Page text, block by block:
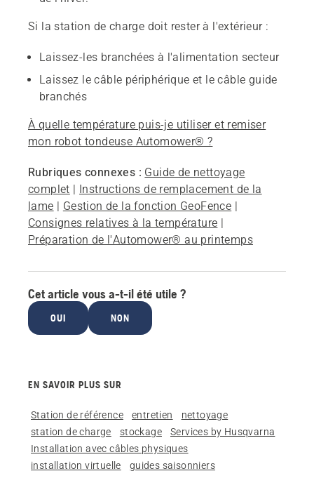
Si la station de charge doit rester à l'extérieur :
Laissez-les branchées à l'alimentation secteur
Laissez le câble périphérique et le câble guide
branchés
À quelle température puis-je utiliser et remiser
mon robot tondeuse Automower® ?
Rubriques connexes : Guide de nettoyage
complet | Instructions de remplacement de la
lame | Gestion de la fonction GeoFence |
Consignes relatives à la température |
Préparation de l'Automower® au printemps
Cet article vous a-t-il été utile ?
OUI NON
EN SAVOIR PLUS SUR
Station de référence entretien
nettoyage
station de charge
stockage
Services by Husqvarna
Installation avec câbles physiques
installation virtuelle
guides saisonniers